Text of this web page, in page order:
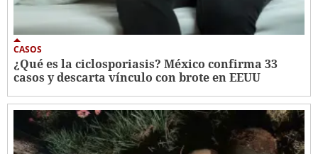
CASOS
¿Qué es la ciclosporiasis? México confirma 33
casos y descarta vínculo con brote en EEUU